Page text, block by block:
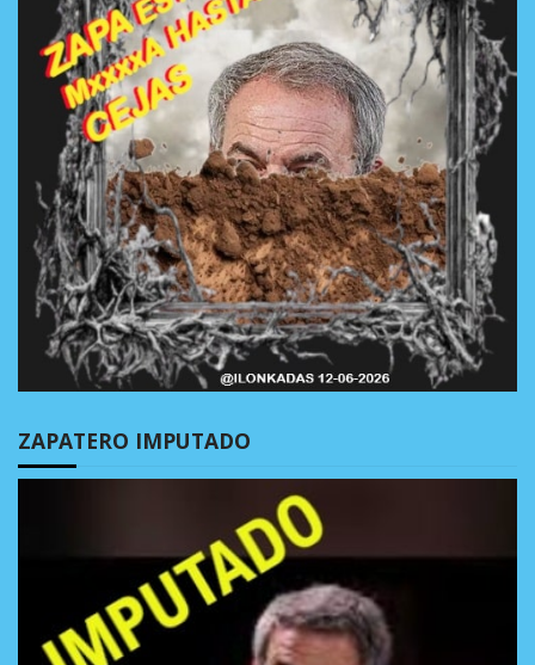
ZAPATERO IMPUTADO